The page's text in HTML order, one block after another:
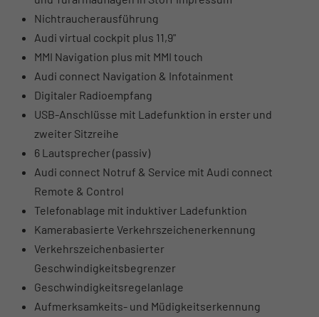
Nichtraucherausführung
Audi virtual cockpit plus 11,9"
MMI Navigation plus mit MMI touch
Audi connect Navigation & Infotainment
Digitaler Radioempfang
USB-Anschlüsse mit Ladefunktion in erster und
zweiter Sitzreihe
6 Lautsprecher (passiv)
Audi connect Notruf & Service mit Audi connect
Remote & Control
Telefonablage mit induktiver Ladefunktion
Kamerabasierte Verkehrszeichenerkennung
Verkehrszeichenbasierter
Geschwindigkeitsbegrenzer
Geschwindigkeitsregelanlage
Aufmerksamkeits- und Müdigkeitserkennung